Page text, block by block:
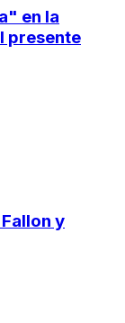
en la
presente
y